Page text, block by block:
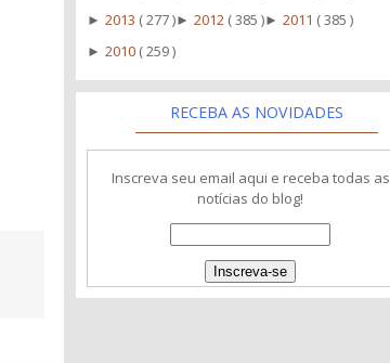
►2013 ( 277 )►2012 ( 385 )►2011 ( 385 )
►2010 ( 259 )
RECEBA AS NOVIDADES
Inscreva seu email aqui e receba todas as
notícias do blog!